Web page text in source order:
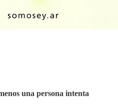
una persona intenta